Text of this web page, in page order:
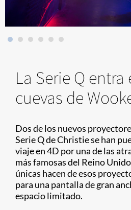
La Serie Q entra
cuevas de
Dos de los nuevos
Serie Q de Christie se han
viaje en 4D por una de las
más famosas del Reino
únicas hacen de esos
para una pantalla de gran
espacio limitado.